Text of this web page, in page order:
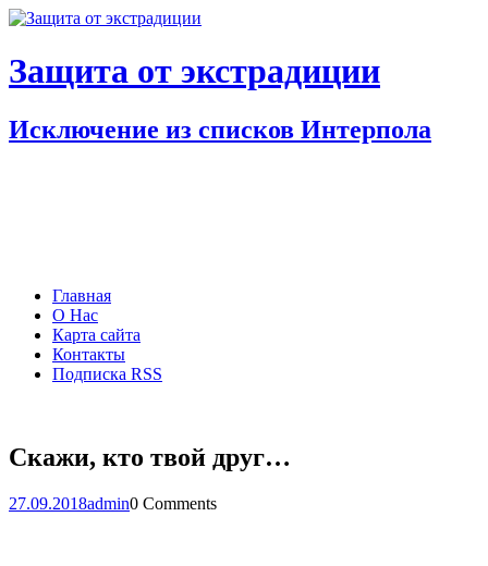
Защита от экстрадиции
Исключение из списков Интерпола
Главная
О Нас
Карта сайта
Контакты
Подписка RSS
Скажи, кто твой друг…
27.09.2018admin0 Comments